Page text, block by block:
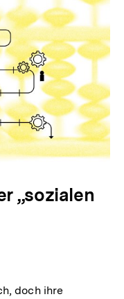
„sozialen
doch ihre